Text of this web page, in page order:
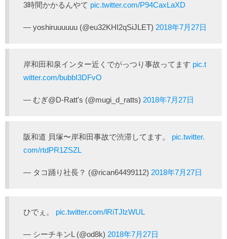
3時間かかるんやて pic.twitter.com/P94CaxLaXD
— yoshiruuuuuu (@eu32KHI2qSiJLET) 2018年7月27日
岸和田和泉インター近くでがっつり事故ってます pic.t
witter.com/bubbI3DFvO
— むぎ@D-Ratt's (@mugi_d_ratts) 2018年7月27日
阪和道 貝塚〜岸和田事故で渋滞してます。 pic.twitter.
com/rtdPR1ZSZL
— タコ踊り社長？ (@rican64499112) 2018年7月27日
ひでぇ。 pic.twitter.com/lRiTJlzWUL
— シーチキンL (@od8k) 2018年7月27日